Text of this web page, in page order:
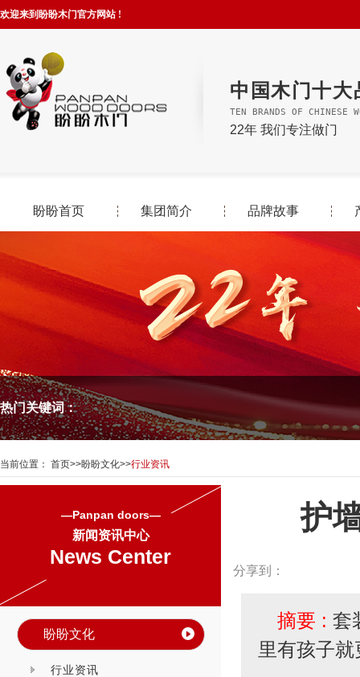
欢迎来到盼盼木门官方网站 !
中国木门十大
TEN BRANDS OF CHINESE
22年 我们专注做门
盼盼首页 集团简介 品牌故事
热门关键词：
当前位置： 首页>>盼盼文化>>行业资讯
—Panpan doors—
新闻资讯中心
News Center
盼盼文化
行业资讯
护
分享到：
摘要 : 套
里有孩子